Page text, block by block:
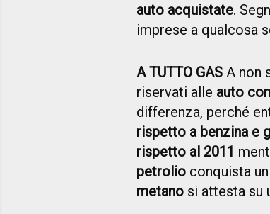
auto acquistate.
imprese a qualcosa
A TUTTO GAS A non
riservati alle auto
differenza, perché
rispetto a benzina e
rispetto al 2011
petrolio conquista un
metano si attesta su